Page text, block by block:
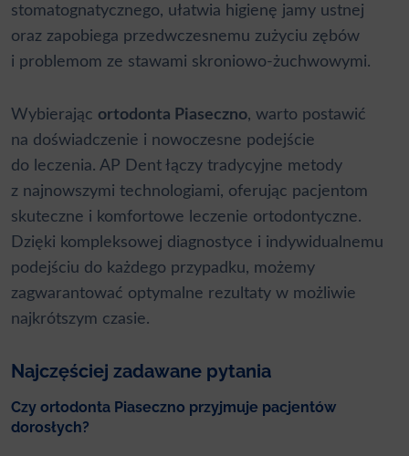
stomatognatycznego, ułatwia higienę jamy ustnej
oraz zapobiega przedwczesnemu zużyciu zębów
i problemom ze stawami skroniowo-żuchwowymi.
Wybierając ortodonta Piaseczno, warto postawić
na doświadczenie i nowoczesne podejście
do leczenia. AP Dent łączy tradycyjne metody
z najnowszymi technologiami, oferując pacjentom
skuteczne i komfortowe leczenie ortodontyczne.
Dzięki kompleksowej diagnostyce i indywidualnemu
podejściu do każdego przypadku, możemy
zagwarantować optymalne rezultaty w możliwie
najkrótszym czasie.
Najczęściej zadawane pytania
Czy ortodonta Piaseczno przyjmuje pacjentów
dorosłych?